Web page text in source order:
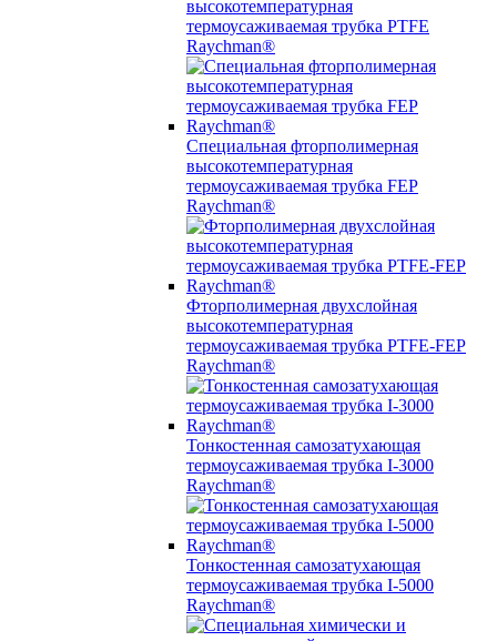
высокотемпературная
термоусаживаемая трубка PTFE
Raychman®
Специальная фторполимерная
высокотемпературная
термоусаживаемая трубка FEP
Raychman®
Фторполимерная двухслойная
высокотемпературная
термоусаживаемая трубка PTFE-FEP
Raychman®
Тонкостенная самозатухающая
термоусаживаемая трубка I-3000
Raychman®
Тонкостенная самозатухающая
термоусаживаемая трубка I-5000
Raychman®